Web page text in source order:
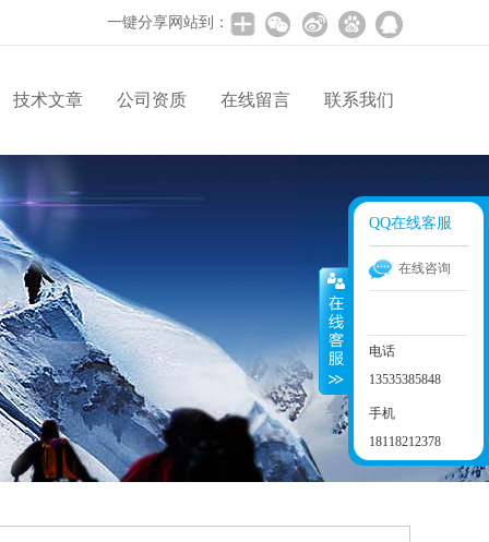
一键分享网站到：
技术文章 公司资质 在线留言 联系我们
QQ在线客服
在线咨询
电话
13535385848
手机
18118212378